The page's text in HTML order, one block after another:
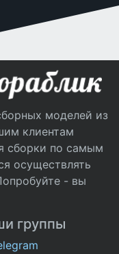
моделей из
клиентам
сборки по самым
осуществлять
- вы
группы